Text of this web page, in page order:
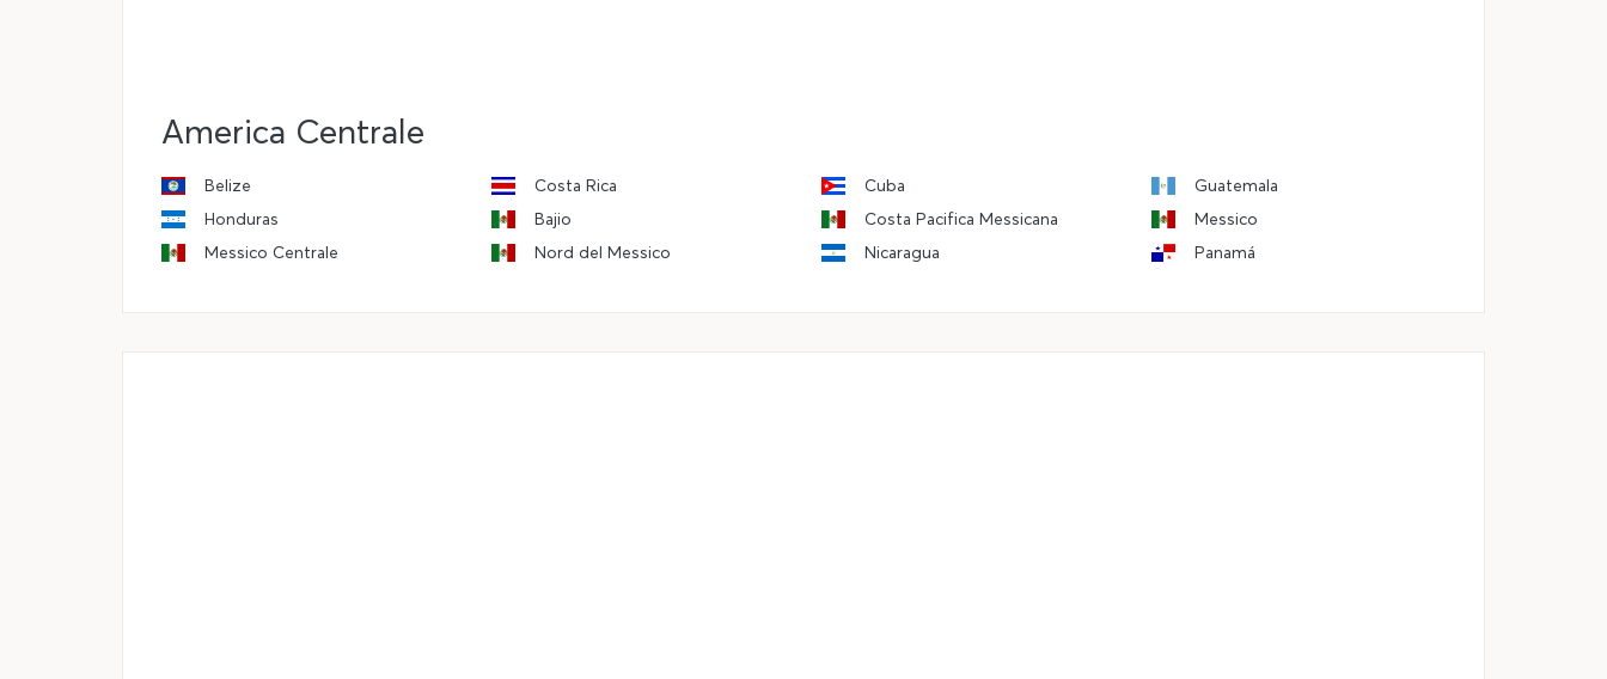
America Centrale
Belize Costa Rica Cuba
Guatemala
Honduras
Bajio Costa Pacifica Messicana
Messico
Messico Centrale
Nord del Messico Nicaragua Panamá